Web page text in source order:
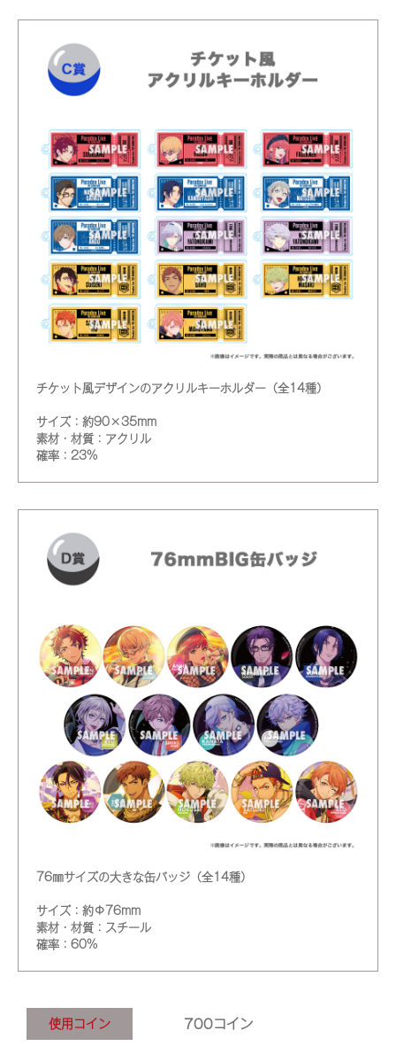
チケット風デザインのアクリルキーホルダー（全14種）
サイズ：約90×35mm
素材・材質：アクリル
確率：23%
76㎜サイズの大きな缶バッジ（全14種）
サイズ：約Φ76mm
素材・材質：スチール
確率：60%
使用コイン 700コイン